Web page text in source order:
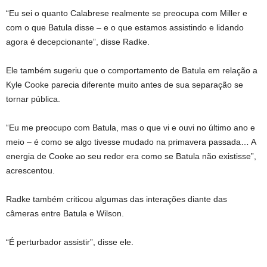
“Eu sei o quanto Calabrese realmente se preocupa com Miller e
com o que Batula disse – e o que estamos assistindo e lidando
agora é decepcionante”, disse Radke.
Ele também sugeriu que o comportamento de Batula em relação a
Kyle Cooke parecia diferente muito antes de sua separação se
tornar pública.
“Eu me preocupo com Batula, mas o que vi e ouvi no último ano e
meio – é como se algo tivesse mudado na primavera passada… A
energia de Cooke ao seu redor era como se Batula não existisse”,
acrescentou.
Radke também criticou algumas das interações diante das
câmeras entre Batula e Wilson.
“É perturbador assistir”, disse ele.